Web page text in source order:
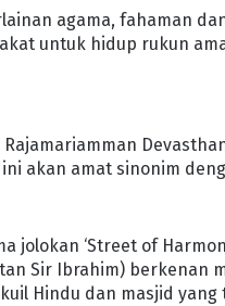
agama, fahaman
untuk hidup rukun
akan amat sinonim
jolokan ‘Street of
Sir Ibrahim)
Hindu dan masjid